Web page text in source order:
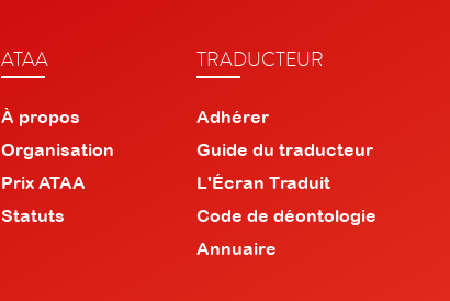
ATAA
À propos
Organisation
Prix ATAA
Statuts
TRADUCTEUR
Adhérer
Guide du traducteur
L'Écran Traduit
Code de déontologie
Annuaire